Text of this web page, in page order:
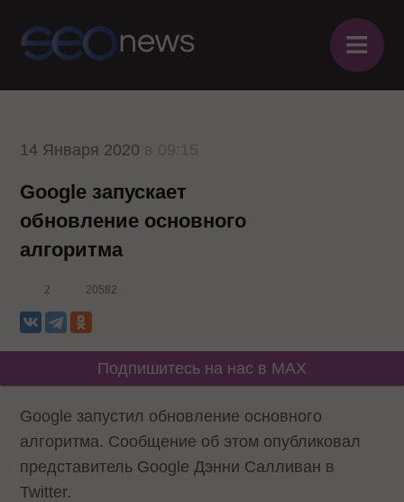
≡
14 Января 2020
Google запускает
обновление основного
алгоритма
2 20582
Подпишитесь на нас в MAX
Google запустил обновление основного
алгоритма. Сообщение об этом опубликовал
представитель Google Дэнни Салливан в
Twitter.